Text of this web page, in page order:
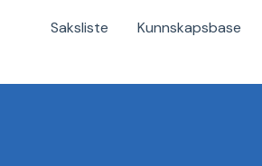
Saksliste Kunnskapsbase